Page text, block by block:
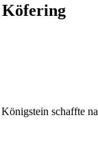
Köfering
schaffte